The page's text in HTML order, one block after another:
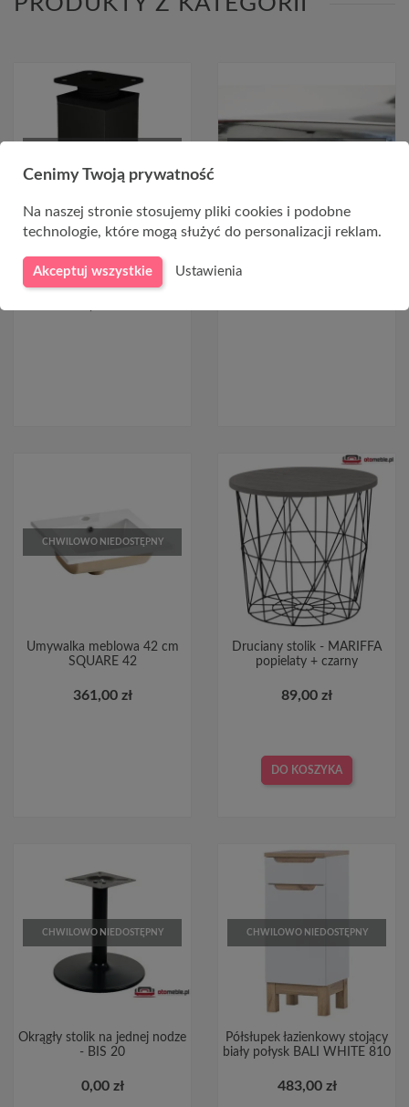
Czarne nóżki kwadratowe
regulowane 10 cm
CHWILOWO NIEDOSTĘPNY
Umywalka meblowa 42 cm
SQUARE 42
361,00 zł
Druciany stolik - MARIFFA
popielaty + czarny
89,00 zł
DO KOSZYKA
CHWILOWO NIEDOSTĘPNY
Okrągły stolik na jednej nodze
- BIS 20
0,00 zł
CHWILOWO NIEDOSTĘPNY
Półsłupek łazienkowy stojący
biały połysk BALI WHITE 810
483,00 zł
Cenimy Twoją prywatność
Na naszej stronie stosujemy pliki cookies i podobne
technologie, które mogą służyć do personalizacji reklam.
Akceptuj wszystkie Ustawienia